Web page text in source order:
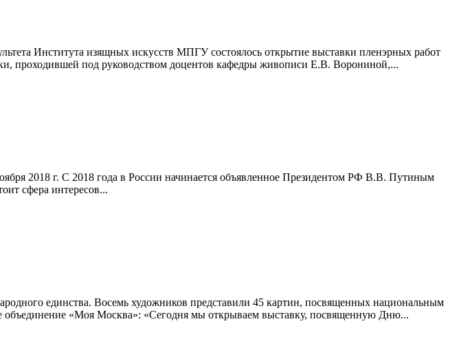
Института изящных искусств МПГУ состоялось открытие выставки пленэрных работ
проходившей под руководством доцентов кафедры живописи Е.В. Ворониной,...
2018 г. С 2018 года в России начинается объявленное Президентом РФ В.В. Путиным
сфера интересов...
единства. Восемь художников представили 45 картин, посвященных национальным
объединение «Моя Москва»: «Сегодня мы открываем выставку, посвященную Дню...